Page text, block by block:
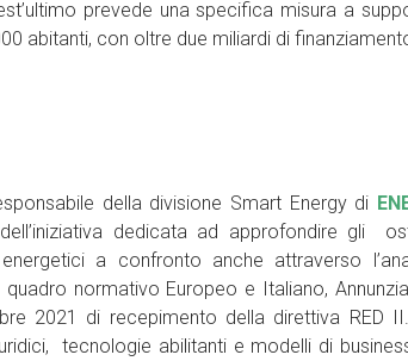
prevede una specifica misura a
abitanti, con oltre due miliardi di
della divisione Smart Energy di
dedicata ad approfondire gli
a confronto anche attraverso
normativo Europeo e Italiano,
2021 di recepimento della direttiva RED
tecnologie abilitanti e modelli di